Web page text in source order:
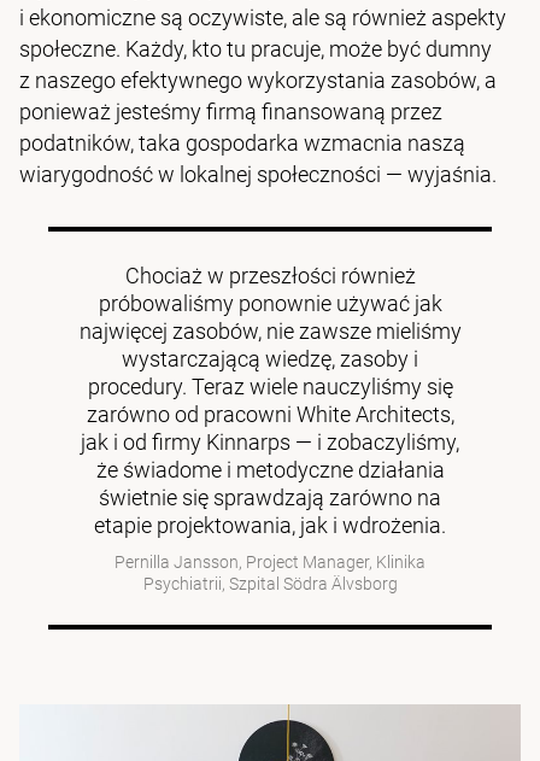
i ekonomiczne są oczywiste, ale są również aspekty
społeczne. Każdy, kto tu pracuje, może być dumny
z naszego efektywnego wykorzystania zasobów, a
ponieważ jesteśmy firmą finansowaną przez
podatników, taka gospodarka wzmacnia naszą
wiarygodność w lokalnej społeczności — wyjaśnia.
Chociaż w przeszłości również
próbowaliśmy ponownie używać jak
najwięcej zasobów, nie zawsze mieliśmy
wystarczającą wiedzę, zasoby i
procedury. Teraz wiele nauczyliśmy się
zarówno od pracowni White Architects,
jak i od firmy Kinnarps — i zobaczyliśmy,
że świadome i metodyczne działania
świetnie się sprawdzają zarówno na
etapie projektowania, jak i wdrożenia.
Pernilla Jansson, Project Manager, Klinika
Psychiatrii, Szpital Södra Älvsborg